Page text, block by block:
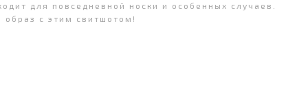
для повседневной носки и особенных случаев.
с этим свитшотом!